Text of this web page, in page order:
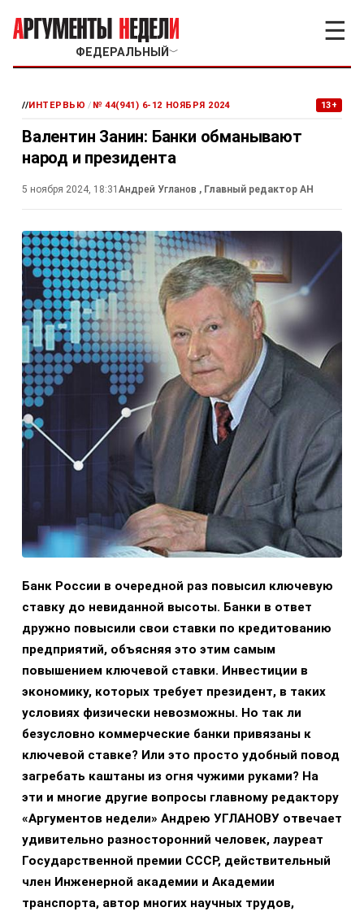
ФЕДЕРАЛЬНЫЙ ﹀
☰
//ИНТЕРВЬЮ / № 44(941) 6-12 НОЯБРЯ 2024 13+
Валентин Занин: Банки обманывают
народ и президента
5 ноября 2024, 18:31 Андрей Угланов , Главный редактор АН
Банк России в очередной раз повысил ключевую
ставку до невиданной высоты. Банки в ответ
дружно повысили свои ставки по кредитованию
предприятий, объясняя это этим самым
повышением ключевой ставки. Инвестиции в
экономику, которых требует президент, в таких
условиях физически невозможны. Но так ли
безусловно коммерческие банки привязаны к
ключевой ставке? Или это просто удобный повод
загребать каштаны из огня чужими руками? На
эти и многие другие вопросы главному редактору
«Аргументов недели» Андрею УГЛАНОВУ отвечает
удивительно разносторонний человек, лауреат
Государственной премии СССР, действительный
член Инженерной академии и Академии
транспорта, автор многих научных трудов,